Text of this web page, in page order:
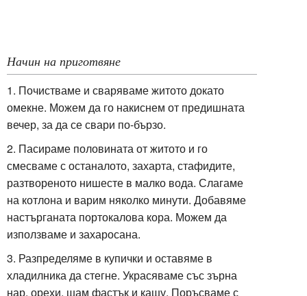
Начин на приготвяне
1. Почистваме и сваряваме житото докато
омекне. Можем да го накиснем от предишната
вечер, за да се свари по-бързо.
2. Пасираме половината от житото и го
смесваме с останалото, захарта, стафидите,
разтвореното нишесте в малко вода. Слагаме
на котлона и варим няколко минути. Добавяме
настърганата портокалова кора. Можем да
използваме и захаросана.
3. Разпределяме в купички и оставяме в
хладилника да стегне. Украсяваме със зърна
нар, орехи, шам фастък и кашу. Поръсваме с